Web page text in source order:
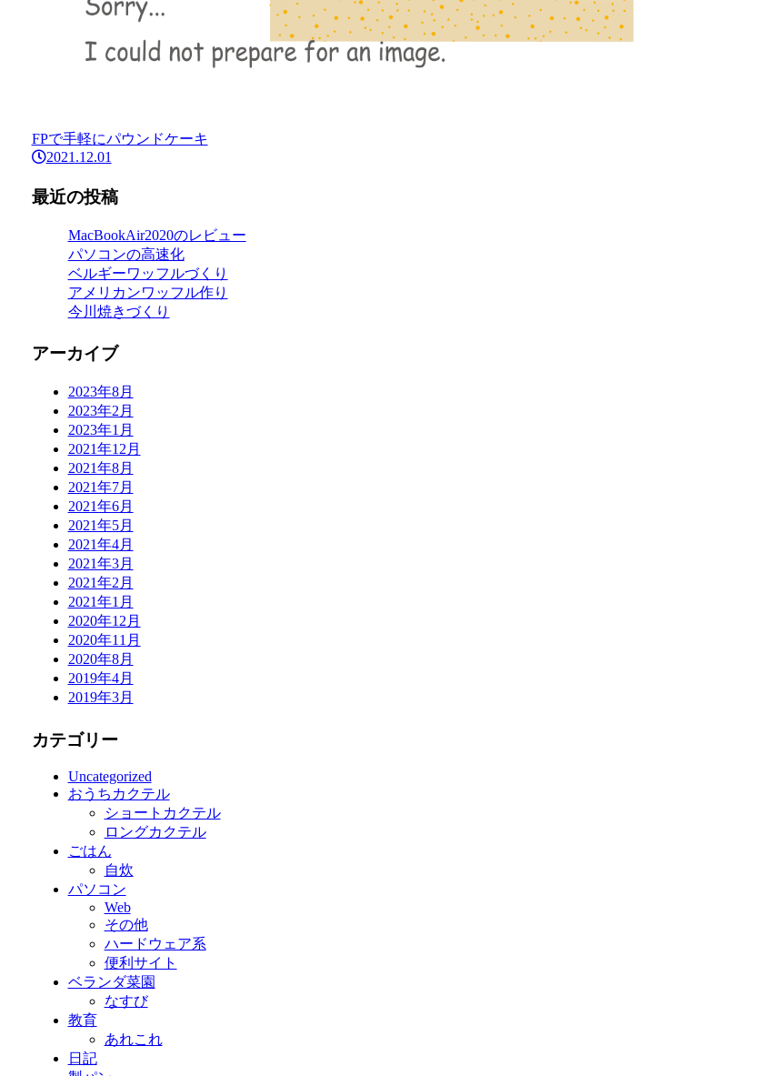
FPで手軽にパウンドケーキ
2021.12.01
最近の投稿
MacBookAir2020のレビュー
パソコンの高速化
ベルギーワッフルづくり
アメリカンワッフル作り
今川焼きづくり
アーカイブ
2023年8月
2023年2月
2023年1月
2021年12月
2021年8月
2021年7月
2021年6月
2021年5月
2021年4月
2021年3月
2021年2月
2021年1月
2020年12月
2020年11月
2020年8月
2019年4月
2019年3月
カテゴリー
Uncategorized
おうちカクテル
ショートカクテル
ロングカクテル
ごはん
自炊
パソコン
Web
その他
ハードウェア系
便利サイト
ベランダ菜園
なすび
教育
あれこれ
日記